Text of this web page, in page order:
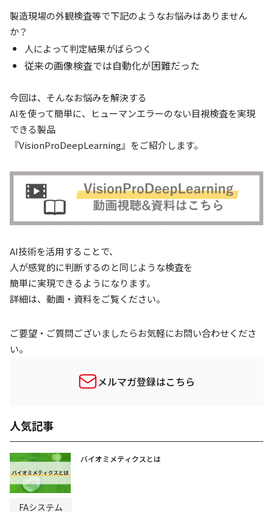
製造現場の外観検査等で下記のようなお悩みはありません
か？
人によって判定結果がばらつく
従来の画像検査では自動化が困難だった
今回は、そんなお悩みを解決する
AIを使って簡単に、ヒューマンエラーのない目視検査を実現
できる製品
『VisionProDeepLearning』をご紹介します。
AI技術を活用することで、
人が感覚的に判断するのと同じような検査を
簡単に実現できるようになります。
詳細は、動画・資料をご覧ください。
ご要望・ご質問ございましたらお気軽にお問い合わせくださ
い。
メルマガ登録はこちら
人気記事
バイオミメティクスとは
FAシステム